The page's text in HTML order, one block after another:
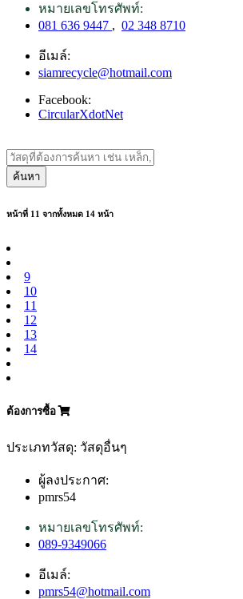
หมายเลขโทรศัพท์:
081 636 9447 , 02 348 8710
อีเมล์:
siamrecycle@hotmail.com
Facebook:
CircularXdotNet
ค้นหา
หน้าที่ 11 จากทั้งหมด 14 หน้า
9
10
11
12
13
14
ต้องการซื้อ
ประเภทวัสดุ: วัสดุอื่นๆ
ผู้ลงประกาศ:
pmrs54
หมายเลขโทรศัพท์:
089-9349066
อีเมล์:
pmrs54@hotmail.com